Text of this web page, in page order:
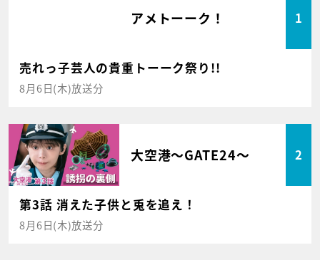
アメトーーク！ 1
売れっ子芸人の貴重トーーク祭り!!
8月6日(木)放送分
大空港～GATE24～ 2
第3話 消えた子供と兎を追え！
8月6日(木)放送分